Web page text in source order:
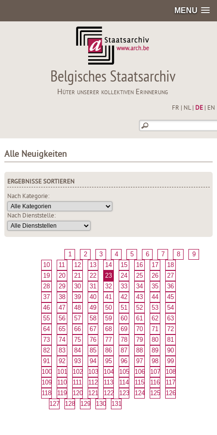
MENU
Belgisches Staatsarchiv
Hüter unserer kollektiven Erinnerung
FR NL| DE| EN
Alle Neuigkeiten
ERGEBNISSE SORTIEREN
Nach Kategorie:
Nach Dienststelle:
1 2 3 4 5 6 7 8
9
10
11 12 13 14 15 16 17
18
19
20 21 22 23 24 25 26
27
28
29 30 31 32 33 34 35
36
37
38 39 40 41 42 43 44
45
46
47 48 49 50 51 52 53
54
55
56 57 58 59 60 61 62
63
64
65 66 67 68 69 70 71
72
73
74 75 76 77 78 79 80
81
82
83 84 85 86 87 88 89
90
91
92 93 94 95 96 97 98
99
100
101 102 103 104 105 106 107
108
109
110 111 112 113 114 115 116
117
118
119 120 121 122 123 124 125
126
127
128 129 130 131